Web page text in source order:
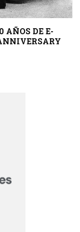
AÑOS DE E-